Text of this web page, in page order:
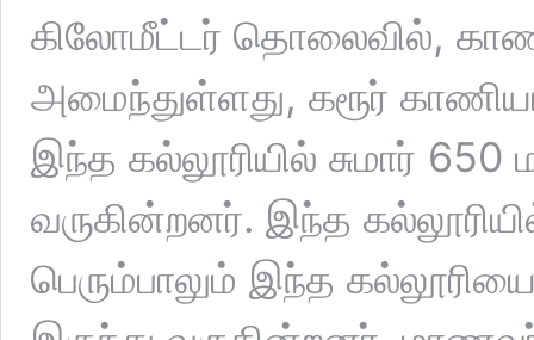
கிலோமீட்டர் தொலைவில்,
அமைந்துள்ளது, கரூர்
இந்த கல்லூரியில் சுமார்
வருகின்றனர். இந்த
பெரும்பாலும் இந்த கல்லூரியை